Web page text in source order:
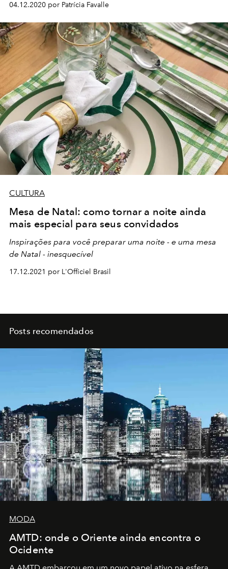
04.12.2020 por Patrícia Favalle
CULTURA
Mesa de Natal: como tornar a noite ainda
mais especial para seus convidados
Inspirações para você preparar uma noite - e uma mesa
de Natal - inesquecível
17.12.2021 por L'Officiel Brasil
Posts recomendados
MODA
AMTD: onde o Oriente ainda encontra o
Ocidente